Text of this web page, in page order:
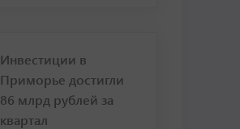
Инвестиции в
Приморье достигли
86 млрд рублей за
квартал